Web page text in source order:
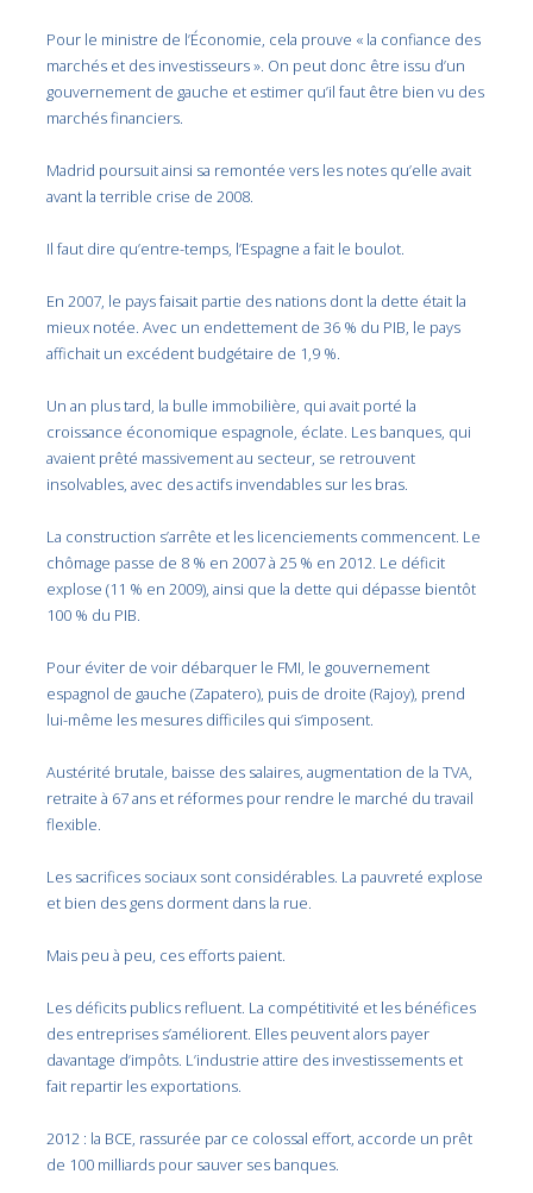
Pour le ministre de l’Économie, cela prouve « la confiance des
marchés et des investisseurs ». On peut donc être issu d’un
gouvernement de gauche et estimer qu’il faut être bien vu des
marchés financiers.
Madrid poursuit ainsi sa remontée vers les notes qu’elle avait
avant la terrible crise de 2008.
Il faut dire qu’entre-temps, l’Espagne a fait le boulot.
En 2007, le pays faisait partie des nations dont la dette était la
mieux notée. Avec un endettement de 36 % du PIB, le pays
affichait un excédent budgétaire de 1,9 %.
Un an plus tard, la bulle immobilière, qui avait porté la
croissance économique espagnole, éclate. Les banques, qui
avaient prêté massivement au secteur, se retrouvent
insolvables, avec des actifs invendables sur les bras.
La construction s’arrête et les licenciements commencent. Le
chômage passe de 8 % en 2007 à 25 % en 2012. Le déficit
explose (11 % en 2009), ainsi que la dette qui dépasse bientôt
100 % du PIB.
Pour éviter de voir débarquer le FMI, le gouvernement
espagnol de gauche (Zapatero), puis de droite (Rajoy), prend
lui-même les mesures difficiles qui s’imposent.
Austérité brutale, baisse des salaires, augmentation de la TVA,
retraite à 67 ans et réformes pour rendre le marché du travail
flexible.
Les sacrifices sociaux sont considérables. La pauvreté explose
et bien des gens dorment dans la rue.
Mais peu à peu, ces efforts paient.
Les déficits publics refluent. La compétitivité et les bénéfices
des entreprises s’améliorent. Elles peuvent alors payer
davantage d’impôts. L’industrie attire des investissements et
fait repartir les exportations.
2012 : la BCE, rassurée par ce colossal effort, accorde un prêt
de 100 milliards pour sauver ses banques.